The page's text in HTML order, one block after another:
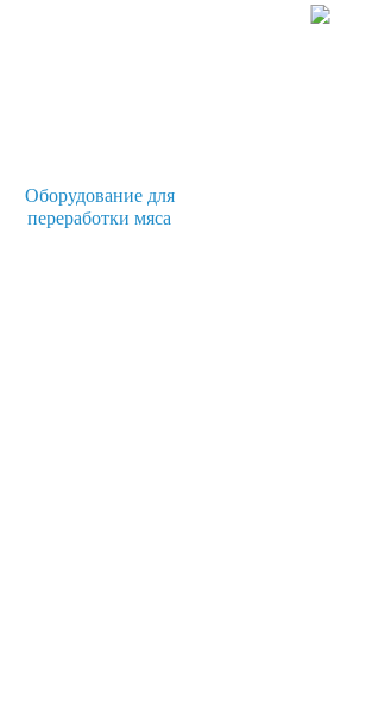
Оборудование для
переработки мяса